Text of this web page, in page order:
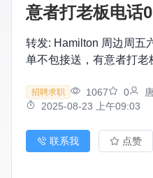
意者打老板电话
转发: Hamilton 周边周五
单不包接送，有意者打
招聘求职 1067 0
2025-08-23 上午09:03
联系我 点赞